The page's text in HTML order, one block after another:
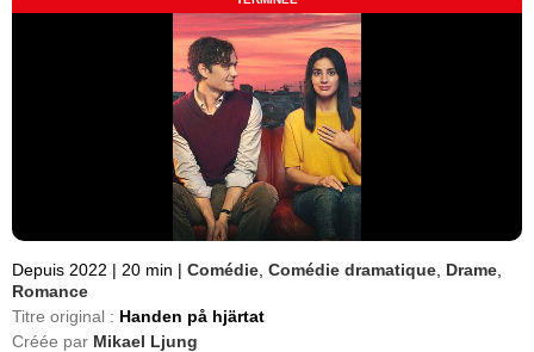
Depuis 2022 | 20 min | Comédie Comédie dramatique Drame
Romance
Titre original : Handen på hjärtat
Créée par Mikael Ljung